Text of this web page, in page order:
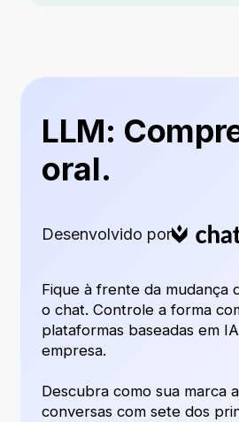
LLM:
oral.
Desenvolvido por
Fique à frente da mudança
o chat. Controle a forma
plataformas baseadas em
empresa.
Descubra como sua marca
conversas com sete dos